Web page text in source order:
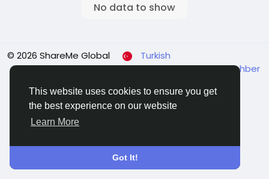
This website uses cookies to ensure you get
the best experience on our website
Learn More
Got It!
No data to show
© 2026 ShareMe Global
Turkish
Koşullar Gizlilik Contact Us Support Center Rehber